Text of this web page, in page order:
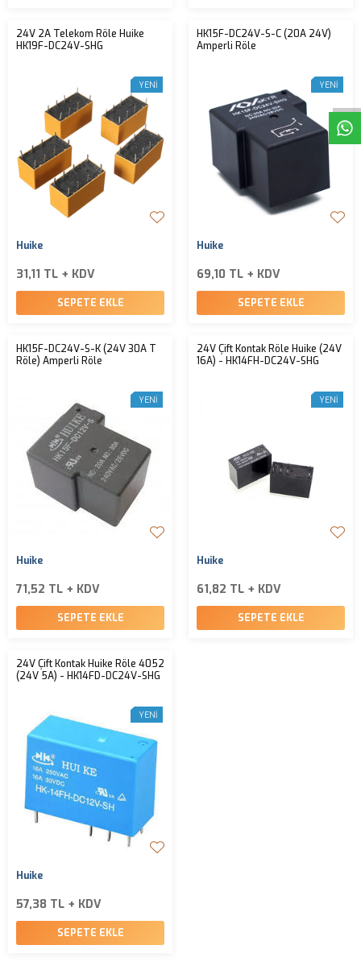
W
h
t
s
a
p
p
D
e
s
e
H
a
t
t
24V 2A Telekom Röle Huike
HK19F-DC24V-SHG
YENI
Huike
31,11 TL + KDV
SEPETE EKLE
HK15F-DC24V-S-C (20A 24V)
Amperli Röle
YENI
Huike
69,10 TL + KDV
SEPETE EKLE
HK15F-DC24V-S-K (24V 30A T
Röle) Amperli Röle
YENI
Huike
71,52 TL + KDV
SEPETE EKLE
24V Çift Kontak Röle Huike (24V
16A) - HK14FH-DC24V-SHG
YENI
Huike
61,82 TL + KDV
SEPETE EKLE
24V Çift Kontak Huike Röle 4052
(24V 5A) - HK14FD-DC24V-SHG
YENI
Huike
57,38 TL + KDV
SEPETE EKLE